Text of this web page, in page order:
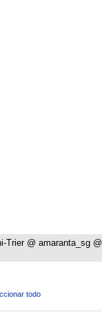
Trier @ amaranta_sg @
todo